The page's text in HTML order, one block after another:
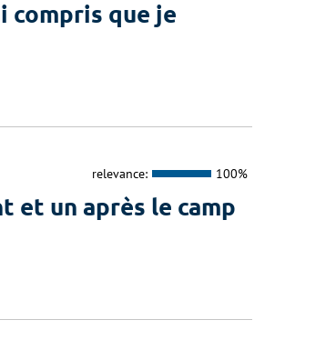
compris que je
relevance: 100%
et un après le camp